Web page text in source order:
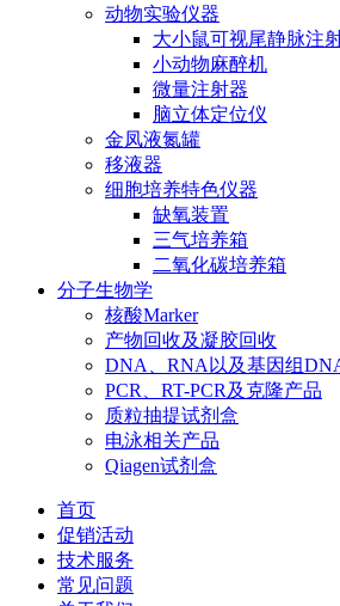
动物实验仪器
大小鼠可视尾静脉注
小动物麻醉机
微量注射器
脑立体定位仪
金凤液氮罐
移液器
细胞培养特色仪器
缺氧装置
三气培养箱
二氧化碳培养箱
分子生物学
核酸Marker
产物回收及凝胶回收
DNA、RNA以及基因组
PCR、RT-PCR及克隆产品
质粒抽提试剂盒
电泳相关产品
Qiagen试剂盒
首页
促销活动
技术服务
常见问题